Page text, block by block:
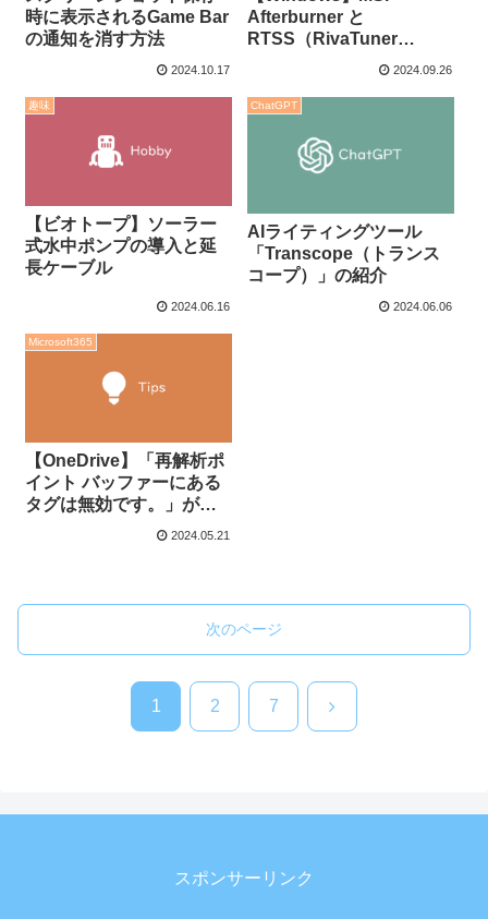
時に表示されるGame Bar
の通知を消す方法
2024.10.17
Afterburner と
RTSS（RivaTuner
Statistcs Server） のイン
2024.09.26
趣味
【ビオトープ】ソーラー
式水中ポンプの導入と延
長ケーブル
2024.06.16
ChatGPT
AIライティングツール
「Transcope（トランス
コープ）」の紹介
2024.06.06
Microsoft365
【OneDrive】「再解析ポ
イント バッファーにある
タグは無効です。」が表
示されたときの対処方法
2024.05.21
次のページ
1 2 7 次
スポンサーリンク